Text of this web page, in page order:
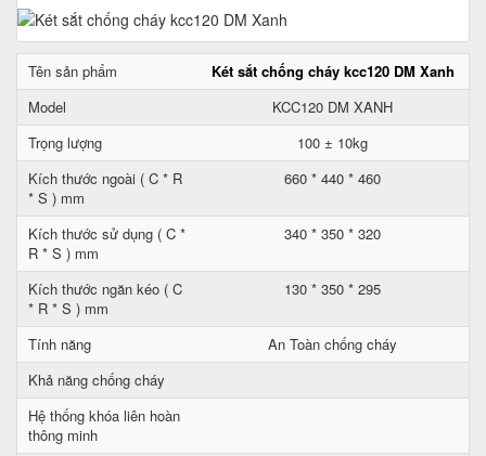
Tên sản phẩm
Két sắt chống cháy kcc120 DM Xanh
Model
KCC120 DM XANH
Trọng lượng
100 ± 10kg
Kích thước ngoài ( C * R
* S ) mm
660 * 440 * 460
Kích thước sử dụng ( C *
R * S ) mm
340 * 350 * 320
Kích thước ngăn kéo ( C
* R * S ) mm
130 * 350 * 295
Tính năng
An Toàn chống cháy
Khả năng chống cháy
Hệ thống khóa liên hoàn
thông minh